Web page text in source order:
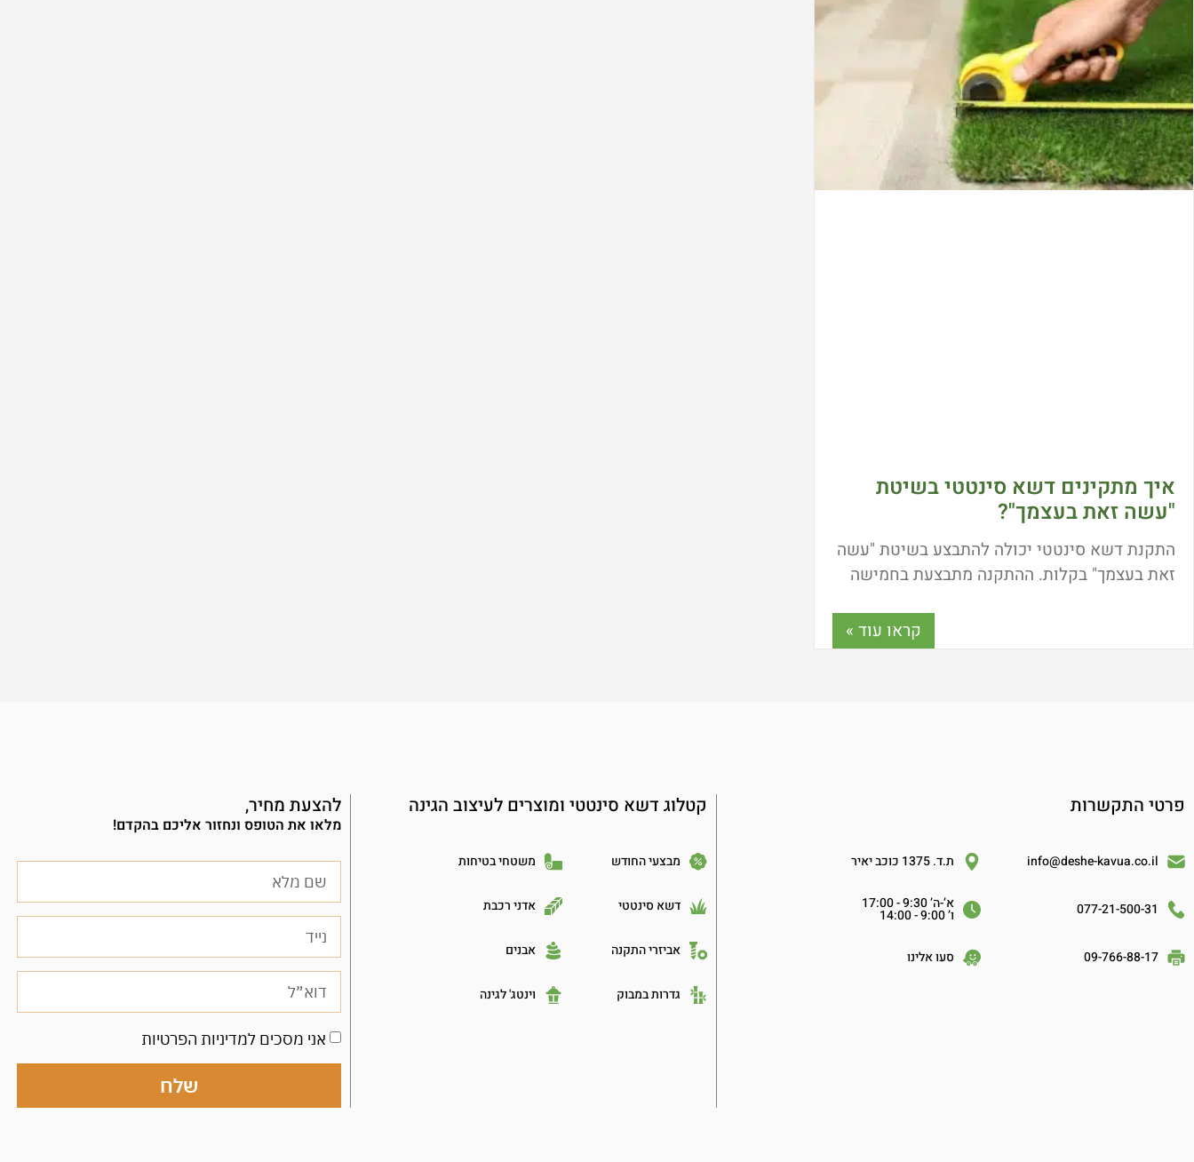
איך מתקינים דשא סינטטי בשיטת
"עשה זאת בעצמך"?
התקנת דשא סינטטי יכולה להתבצע בשיטת "עשה
זאת בעצמך" בקלות. ההתקנה מתבצעת בחמישה
קראו עוד »
פרטי התקשרות
info@deshe-kavua.co.il ת.ד. 1375 כוכב יאיר
077-21-500-31 א’-ה’ 9:30 - 17:00
ו’ 9:00 - 14:00
09-766-88-17 סעו אלינו
קטלוג דשא סינטטי ומוצרים לעיצוב הגינה
מבצעי החודש משטחי בטיחות
דשא סינטטי אדני רכבת
אביזרי התקנה אבנים
גדרות במבוק וינטג' לגינה
להצעת מחיר,
מלאו את הטופס ונחזור אליכם בהקדם!
אני מסכים למדיניות הפרטיות
שלח